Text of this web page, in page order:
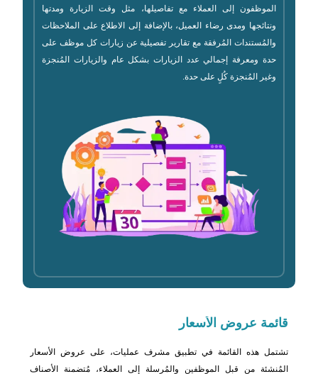
الموظفون إلى العملاء مع تفاصيلها، مثل وقت الزيارة ومدتها
ونتائجها ومدى رضاء العميل، بالإضافة إلى الاطلاع على الملاحظات
والمُستندات المُرفقة مع تقارير تفصيلية عن زيارات كل موظف على
حدة ومعرفة إجمالي عدد الزيارات بشكل عام والزيارات المُنجزة
وغير المُنجزة كُلٍ على حدة.
قائمة عروض الأسعار
تشتمل هذه القائمة في تطبيق مشرف عمليات، على عروض الأسعار
المُنشئة من قبل الموظفين والمُرسلة إلى العملاء، مُتضمنة الأصناف